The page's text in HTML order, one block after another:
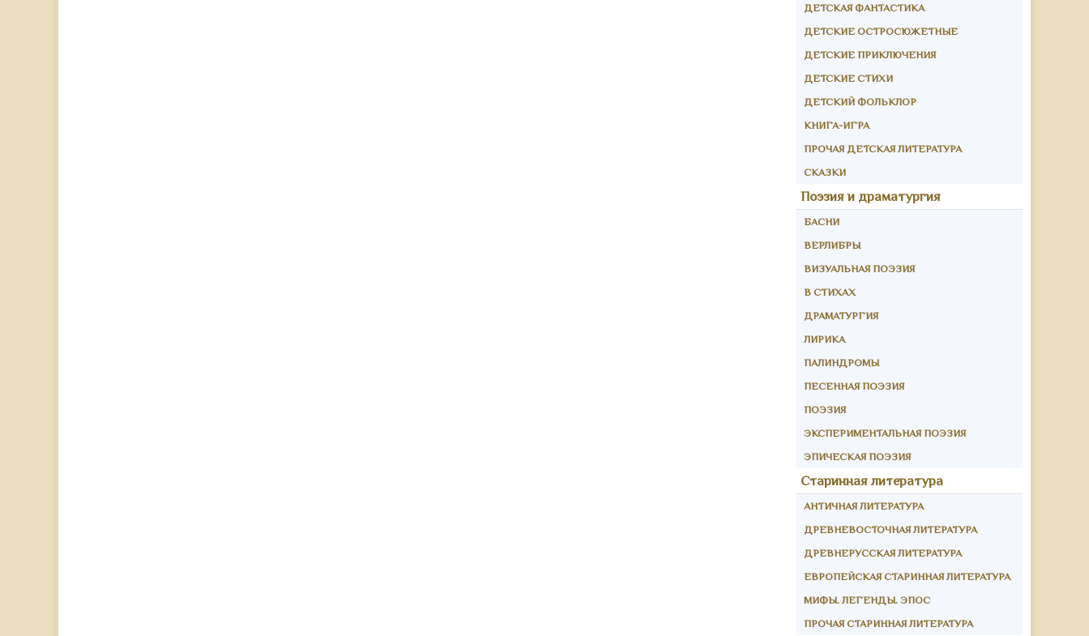
ДЕТСКАЯ ФАНТАСТИКА
ДЕТСКИЕ ОСТРОСЮЖЕТНЫЕ
ДЕТСКИЕ ПРИКЛЮЧЕНИЯ
ДЕТСКИЕ СТИХИ
ДЕТСКИЙ ФОЛЬКЛОР
КНИГА-ИГРА
ПРОЧАЯ ДЕТСКАЯ ЛИТЕРАТУРА
СКАЗКИ
Поэзия и драматургия
БАСНИ
ВЕРЛИБРЫ
ВИЗУАЛЬНАЯ ПОЭЗИЯ
В СТИХАХ
ДРАМАТУРГИЯ
ЛИРИКА
ПАЛИНДРОМЫ
ПЕСЕННАЯ ПОЭЗИЯ
ПОЭЗИЯ
ЭКСПЕРИМЕНТАЛЬНАЯ ПОЭЗИЯ
ЭПИЧЕСКАЯ ПОЭЗИЯ
Старинная литература
АНТИЧНАЯ ЛИТЕРАТУРА
ДРЕВНЕВОСТОЧНАЯ ЛИТЕРАТУРА
ДРЕВНЕРУССКАЯ ЛИТЕРАТУРА
ЕВРОПЕЙСКАЯ СТАРИННАЯ ЛИТЕРАТУРА
МИФЫ. ЛЕГЕНДЫ. ЭПОС
ПРОЧАЯ СТАРИННАЯ ЛИТЕРАТУРА